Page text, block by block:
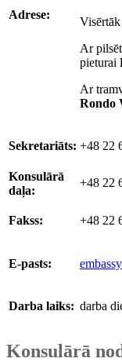
Adrese:
Ar
pieturai
Ar
Rondo
Sekretariāts: +48 22
Konsulārā
daļa:
+48 22
Fakss: +48 22
E-pasts:
Darba laiks: darba
Konsulārā